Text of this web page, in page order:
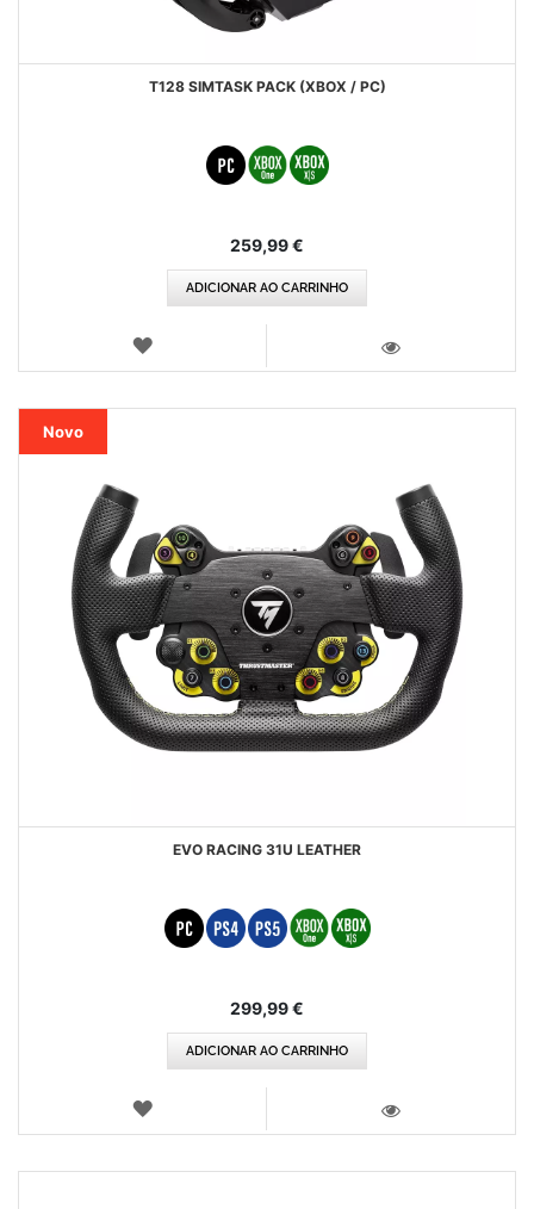
T128 SIMTASK PACK (XBOX / PC)
259,99 €
ADICIONAR AO CARRINHO
LISTA
Novo
EVO RACING 31U LEATHER
299,99 €
ADICIONAR AO CARRINHO
LISTA